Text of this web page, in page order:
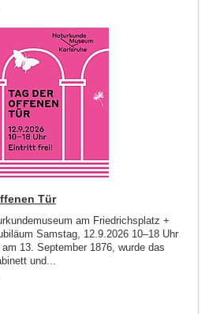
Tür
am Friedrichsplatz +
Samstag, 12.9.2026 10–18 Uhr
13. September 1876, wurde das
und...